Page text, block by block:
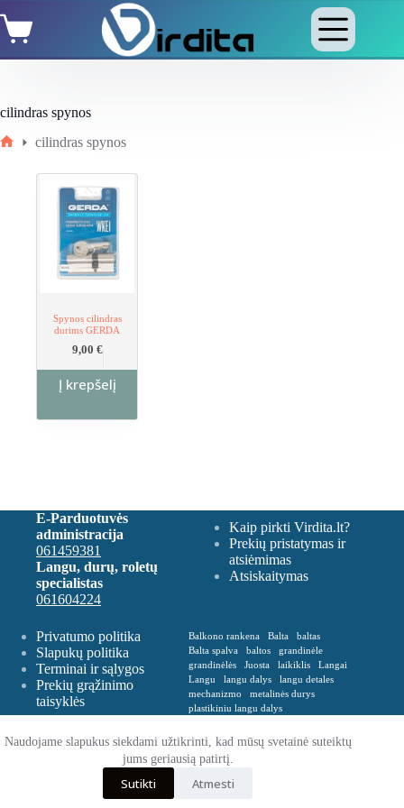
to
content
Naudojame slapukus siekdami užtikrinti, kad mūsų svetainė suteiktų
jums geriausią patirtį.
Sutikti Atmesti
Shopping
cart
cilindras spynos
cilindras spynos
Spynos cilindras
durims GERDA
9,00 €
Į krepšelį
E-Parduotuvės
administracija
061459381
Langu, durų, roletų
specialistas
061604224
Kaip pirkti Virdita.lt?
Prekių pristatymas ir
atsiėmimas
Atsiskaitymas
Privatumo politika
Slapukų politika
Terminai ir sąlygos
Prekių grąžinimo
taisyklės
Balkono rankena Balta
baltas
Balta spalva
baltos
grandinėle
grandinėlės
Juosta laikiklis
Langai
Langu
langu dalys
langu detales
mechanizmo
metalinės durys
plastikiniu langu dalys
Rankena
Remontas
roletu dalys
roletų ir žaliuzių dalys
Spalva balta
VERTIKALIŲ